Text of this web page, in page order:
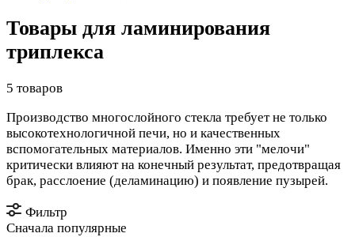
Товары для ламинирования
триплекса
5 товаров
Производство многослойного стекла требует не только
высокотехнологичной печи, но и качественных
вспомогательных материалов. Именно эти "мелочи"
критически влияют на конечный результат, предотвращая
брак, расслоение (деламинацию) и появление пузырей.
Фильтр
Сначала популярные